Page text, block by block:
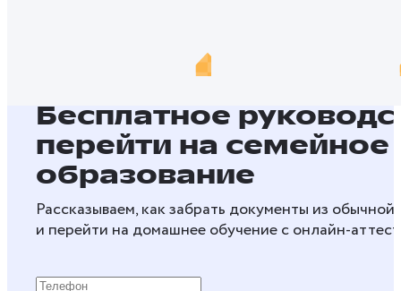
Бесплатное
перейти на семейное
образование
Рассказываем, как забрать документы из
и перейти на домашнее обучение с